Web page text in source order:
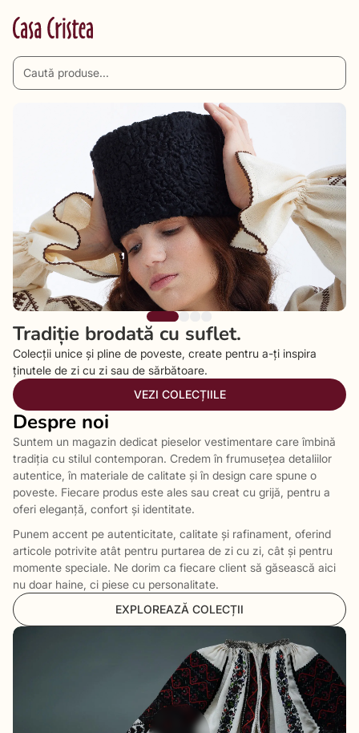
Tradiție brodată cu suflet.
Colecții unice și pline de poveste, create pentru a-ți inspira
ținutele de zi cu zi sau de sărbătoare.
VEZI COLECȚIILE
Despre noi
Suntem un magazin dedicat pieselor vestimentare care îmbină
tradiția cu stilul contemporan. Credem în frumusețea detaliilor
autentice, în materiale de calitate și în design care spune o
poveste. Fiecare produs este ales sau creat cu grijă, pentru a
oferi eleganță, confort și identitate.
Punem accent pe autenticitate, calitate și rafinament, oferind
articole potrivite atât pentru purtarea de zi cu zi, cât și pentru
momente speciale. Ne dorim ca fiecare client să găsească aici
nu doar haine, ci piese cu personalitate.
EXPLOREAZĂ COLECȚII